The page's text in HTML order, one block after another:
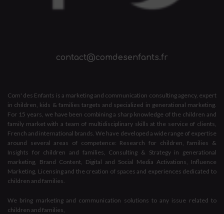
contact@comdesenfants.fr
Com' des Enfants is a marketing and communication consulting agency, expert
in children, kids & families targets and specialized in generational marketing.
For 15 years, we have been combining a sharp knowledge of the children and
family market with a team of multidisciplinary skills at the service of clients,
French and international brands. We have developed a wide range of expertise
around several areas of competence: Research for children, families &
Insights for children and families, Consulting & Strategy in generational
marketing, Brand Content, Digital and Social Media Activations, Influence
Marketing, Licensing and the creation of spaces and experiences dedicated to
children and families.
We bring marketing and communication solutions to any issue related to
children and families,